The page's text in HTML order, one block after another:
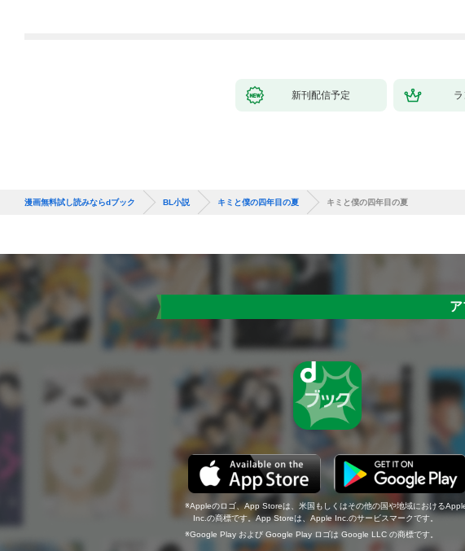
新刊配信予定
漫画無料試し読みならdブック BL小説 キミと僕の四年目の夏 キミと僕の四年目の夏
Appleのロゴ、App Storeは、米国もしくはその他の国や地域における
Inc.の商標です。App Storeは、Apple Inc.のサービスマークです。
Google Play および Google Play ロゴは Google LLC の商標です。